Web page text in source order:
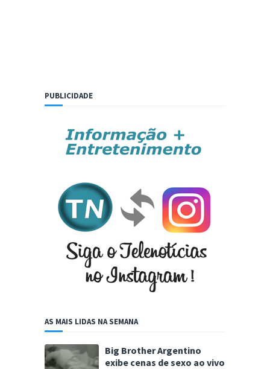
PUBLICIDADE
AS MAIS LIDAS NA SEMANA
Big Brother Argentino
exibe cenas de sexo ao vivo